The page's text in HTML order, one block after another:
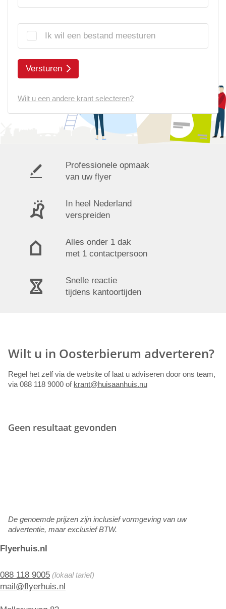
Ik wil een bestand meesturen
Versturen
Wilt u een andere krant selecteren?
Professionele opmaak
van uw flyer
In heel Nederland
verspreiden
Alles onder 1 dak
met 1 contactpersoon
Snelle reactie
tijdens kantoortijden
Flyerhuis.nl
088 118 9005 (lokaal tarief)
mail@flyerhuis.nl
Wilt u in Oosterbierum adverteren?
Regel het zelf via de website of laat u adviseren door ons team,
via 088 118 9000 of krant@huisaanhuis.nu
Geen resultaat gevonden
De genoemde prijzen zijn inclusief vormgeving van uw
advertentie, maar exclusief BTW.